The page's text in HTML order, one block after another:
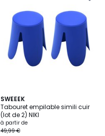
SWEEEK
Tabouret empilable simili cuir
(lot de 2) NIKI
à partir de
49,99 €
2
Couleurs